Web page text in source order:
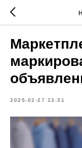
2025-02-27 13:31